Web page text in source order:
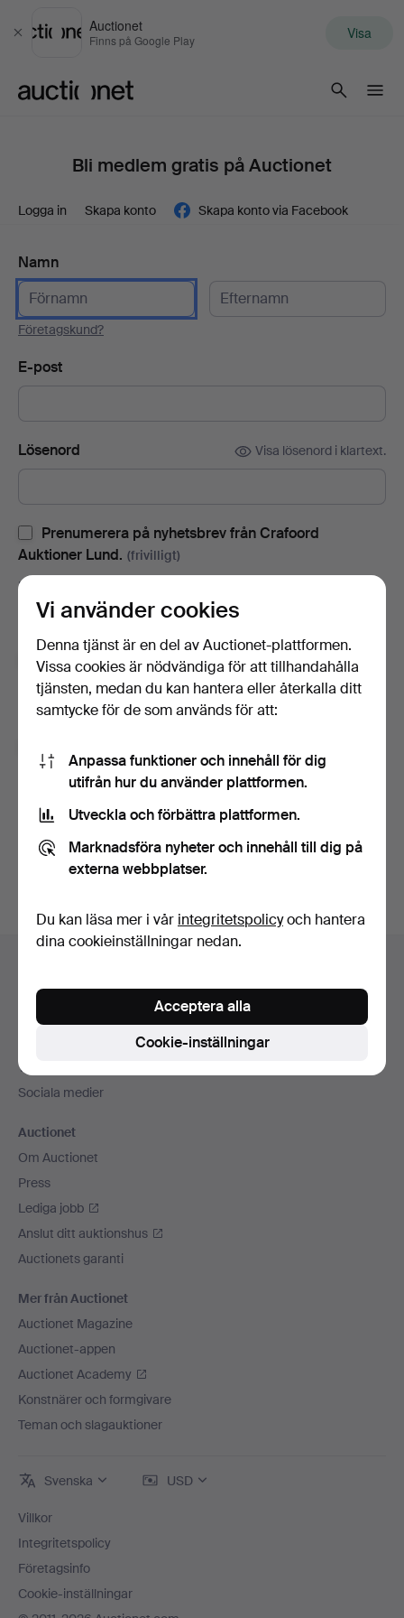
Stäng
Auctionet
Finns på Google Play Visa
Bli medlem gratis på Auctionet
Logga in Skapa konto Skapa konto via Facebook
Namn
Företagskund?
E-post
Lösenord Visa lösenord i klartext.
Prenumerera på nyhetsbrev från Crafoord
Auktioner Lund. (frivilligt)
Med bl.a. auktionskataloger, inbjudningar till evenemang och
nyheter. Om du ångrar dig kan du enkelt avsluta
prenumerationen.
Prenumerera på Auctionets nyhetsbrev. (frivilligt)
Med bl.a. experttips, utvalda föremål och inspiration. Om du
ångrar dig kan du enkelt avsluta prenumerationen.
användarvillkoren,köpvillkoren samt bekräftar att jag
har tagit del avintegritetspolicyn.
Skapa konto
Sidfotsnavigation
Kontakta support
Alla auktionshus
Vi skickar med
Sociala medier
Auctionet
Om Auctionet
Press
Lediga jobb
Anslut ditt auktionshus
Auctionets garanti
Mer från Auctionet
Auctionet Magazine
Auctionet-appen
Auctionet Academy
Konstnärer och formgivare
Teman och slagauktioner
Svenska USD
Villkor
Integritetspolicy
Företagsinfo
Cookie-inställningar
Vi använder cookies
Denna tjänst är en del av Auctionet-plattformen.
Vissa cookies är nödvändiga för att tillhandahålla
tjänsten, medan du kan hantera eller återkalla ditt
samtycke för de som används för att:
Anpassa funktioner och innehåll för dig
utifrån hur du använder plattformen.
Utveckla och förbättra plattformen.
Marknadsföra nyheter och innehåll till dig på
externa webbplatser.
Du kan läsa mer i vår integritetspolicyoch hantera
dina cookieinställningar nedan.
Cookie-inställningar
Acceptera alla